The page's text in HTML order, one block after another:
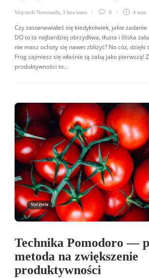
Wojciech Nowosada 3 lata temu 0 4 min
Czy zastanawiałeś się kiedykolwiek, jakie
DO to ta najbardziej obrzydliwa, tłusta i śliska
nie masz ochoty się nawet zbliżyć? No cóż, dzięki
Frog zajmiesz się właśnie tą żabą jako pierwszą!
produktywności to...
Styl życia
Technika Pomodoro —
metoda na zwiększenie
produktywności